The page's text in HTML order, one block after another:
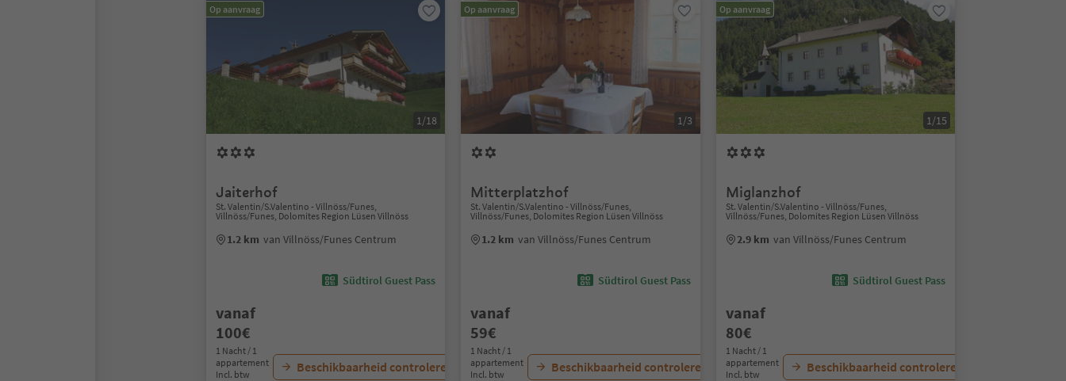
Op aanvraag
1/18
Jaiterhof
St. Valentin/S.Valentino - Villnöss/Funes,
Villnöss/Funes, Dolomites Region Lüsen Villnöss
1.2 km van Villnöss/Funes Centrum
Südtirol Guest Pass
vanaf
100€
1 Nacht / 1
appartement
Incl. btw
Beschikbaarheid controleren
Op aanvraag
1/3
Mitterplatzhof
St. Valentin/S.Valentino - Villnöss/Funes,
Villnöss/Funes, Dolomites Region Lüsen Villnöss
1.2 km van Villnöss/Funes Centrum
Südtirol Guest Pass
vanaf
59€
1 Nacht / 1
appartement
Incl. btw
Beschikbaarheid controleren
Op aanvraag
1/15
Miglanzhof
St. Valentin/S.Valentino - Villnöss/Funes,
Villnöss/Funes, Dolomites Region Lüsen Villnöss
2.9 km van Villnöss/Funes Centrum
Südtirol Guest Pass
vanaf
80€
1 Nacht / 1
appartement
Incl. btw
Beschikbaarheid controleren